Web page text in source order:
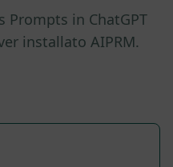
Prompts in ChatGPT
installato AIPRM.